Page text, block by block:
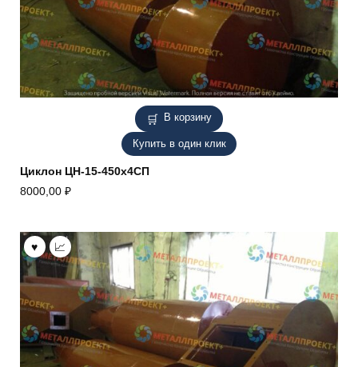
В корзину
Купить в один клик
Циклон ЦН-15-450х4СП
8000,00 ₽